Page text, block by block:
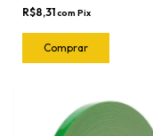
R$8,31com Pix